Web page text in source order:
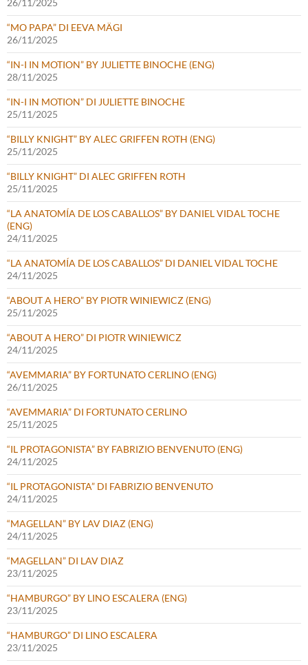
“MO PAPA” DI EEVA MÄGI
26/11/2025
“IN-I IN MOTION” BY JULIETTE BINOCHE (ENG)
28/11/2025
“IN-I IN MOTION” DI JULIETTE BINOCHE
25/11/2025
“BILLY KNIGHT” BY ALEC GRIFFEN ROTH (ENG)
25/11/2025
“BILLY KNIGHT” DI ALEC GRIFFEN ROTH
25/11/2025
“LA ANATOMÍA DE LOS CABALLOS” BY DANIEL VIDAL TOCHE
(ENG)
24/11/2025
“LA ANATOMÍA DE LOS CABALLOS” DI DANIEL VIDAL TOCHE
24/11/2025
“ABOUT A HERO” BY PIOTR WINIEWICZ (ENG)
25/11/2025
“ABOUT A HERO” DI PIOTR WINIEWICZ
24/11/2025
“AVEMMARIA” BY FORTUNATO CERLINO (ENG)
26/11/2025
“AVEMMARIA” DI FORTUNATO CERLINO
25/11/2025
“IL PROTAGONISTA” BY FABRIZIO BENVENUTO (ENG)
24/11/2025
“IL PROTAGONISTA” DI FABRIZIO BENVENUTO
24/11/2025
“MAGELLAN” BY LAV DIAZ (ENG)
24/11/2025
“MAGELLAN” DI LAV DIAZ
23/11/2025
“HAMBURGO” BY LINO ESCALERA (ENG)
23/11/2025
“HAMBURGO” DI LINO ESCALERA
23/11/2025